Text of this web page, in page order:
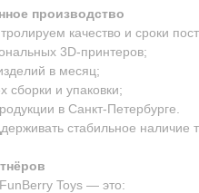
производство
качество и сроки
3D-принтеров;
в месяц;
сборки и упаковки;
в Санкт-Петербурге.
стабильное наличие
Toys — это: